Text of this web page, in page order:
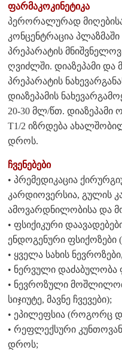
ფარმაკოკინეტიკა
პერორალურად
კონცენტრაცია პლაზმაში
პრეპარატის
ღვიძლში. დიაზეპამი და
პრეპარატის
დიაზეპამის
20-30 მლ/წთ.
Т1/2 იზრდება
დროს.
ჩვენებები
• პრემედიკაცია
კარდიოვერსია, გულის
ამოვარდნილობისა და
• ფსიქიკური
ენდოგენური
• ყველა სახის
• ნერვული დაძაბულობა
• ნევროზული
სიჯიუტე, მავნე ჩვევები);
• ეპილეფსია (როგორც
• რეფლექსური
დროს;